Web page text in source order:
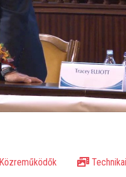
Közreműködők